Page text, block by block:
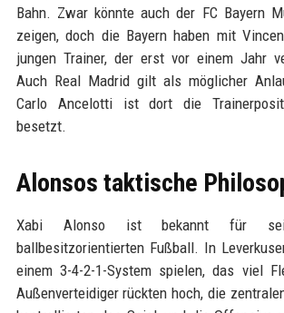
Bahn. Zwar könnte auch der FC Bayern
zeigen, doch die Bayern haben mit
jungen Trainer, der erst vor einem Jahr
Auch Real Madrid gilt als möglicher
Carlo Ancelotti ist dort die
besetzt.
Alonsos taktische
Xabi Alonso ist bekannt für
ballbesitzorientierten Fußball. In
einem 3-4-2-1-System spielen, das viel
Außenverteidiger rückten hoch, die